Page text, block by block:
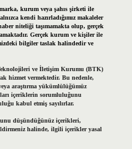
kurum veya şahıs şirketi ile
kendi hazırladığımız makaleler
niteliği taşımamakta olup, gerçek
Gerçek kurum ve kişiler ile
bilgiler taslak halindedir ve
ve İletişim Kurumu (BTK)
hizmet vermektedir. Bu nedenle,
araştırma yükümlülüğümüz
içeriklerin sorumluluğunu
kabul etmiş sayılırlar.
düşündüğünüz içerikleri,
halinde, ilgili içerikler yasal